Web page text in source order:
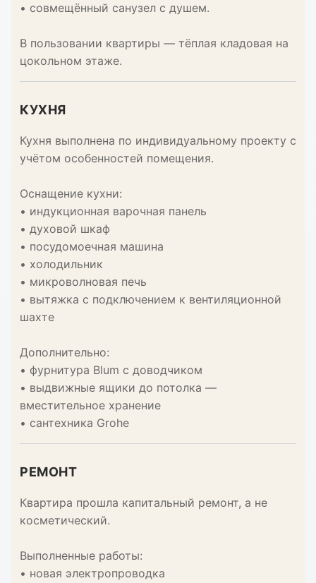
• совмещённый санузел с душем.
В пользовании квартиры — тёплая кладовая на
цокольном этаже.
КУХНЯ
Кухня выполнена по индивидуальному проекту с
учётом особенностей помещения.
Оснащение кухни:
• индукционная варочная панель
• духовой шкаф
• посудомоечная машина
• холодильник
• микроволновая печь
• вытяжка с подключением к вентиляционной
шахте
Дополнительно:
• фурнитура Blum с доводчиком
• выдвижные ящики до потолка —
вместительное хранение
• сантехника Grohe
РЕМОНТ
Квартира прошла капитальный ремонт, а не
косметический.
Выполненные работы:
• новая электропроводка